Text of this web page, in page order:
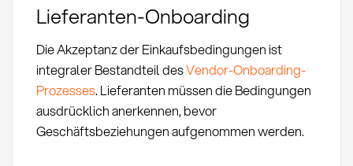
Lieferanten-Onboarding
Die Akzeptanz der Einkaufsbedingungen ist
integraler Bestandteil desVendor-Onboarding-
Prozesses. Lieferanten müssen die Bedingungen
ausdrücklich anerkennen, bevor
Geschäftsbeziehungen aufgenommen werden.